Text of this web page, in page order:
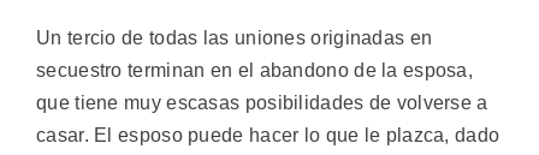
Un tercio de todas las uniones originadas en
secuestro terminan en el abandono de la esposa,
que tiene muy escasas posibilidades de volverse a
casar. El esposo puede hacer lo que le plazca, dado